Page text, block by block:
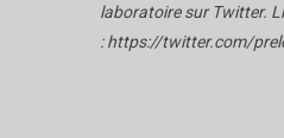
laboratoire sur Twitter.
: https://twitter.com/